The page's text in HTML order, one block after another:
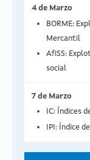
4 de Marzo
BORME:
Mercantil
AfiSS:
social
7 de Marzo
IC: Índices
IPI: Índice